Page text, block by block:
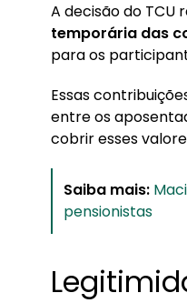
A decisão do TCU
temporária das
para os
Essas
entre os
cobrir esses
Saiba mais:
pensionistas